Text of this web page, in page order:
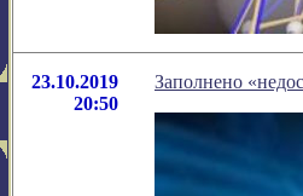
23.10.2019
20:50
Заполнено